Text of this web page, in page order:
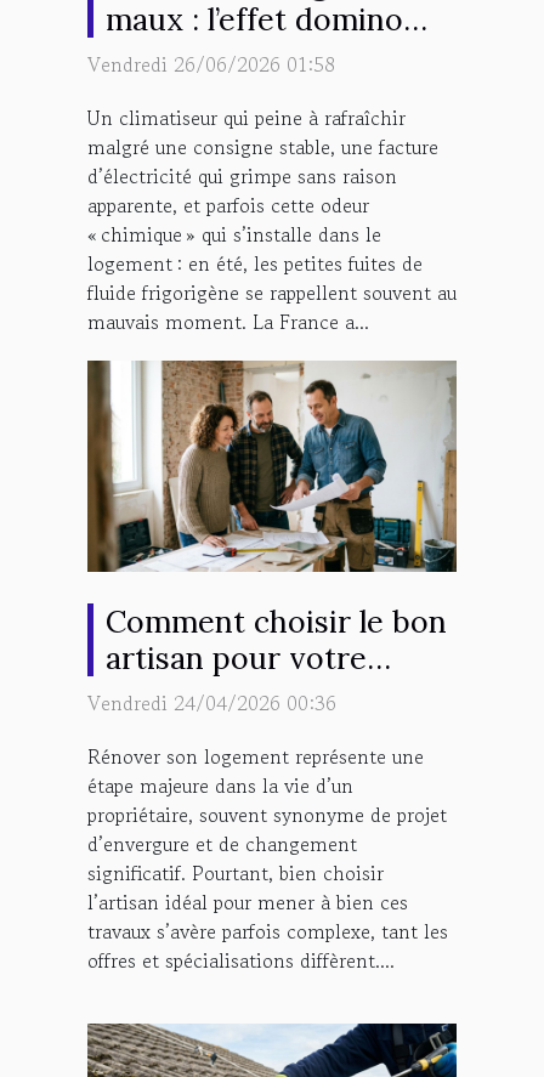
maux : l’effet domino
sur la performance de la
Vendredi 26/06/2026 01:58
Un climatiseur qui peine à rafraîchir
malgré une consigne stable, une facture
d’électricité qui grimpe sans raison
apparente, et parfois cette odeur
« chimique » qui s’installe dans le
logement : en été, les petites fuites de
fluide frigorigène se rappellent souvent au
mauvais moment. La France a...
Comment choisir le bon
artisan pour votre
projet de rénovation ?
Vendredi 24/04/2026 00:36
Rénover son logement représente une
étape majeure dans la vie d’un
propriétaire, souvent synonyme de projet
d’envergure et de changement
significatif. Pourtant, bien choisir
l’artisan idéal pour mener à bien ces
travaux s’avère parfois complexe, tant les
offres et spécialisations diffèrent....